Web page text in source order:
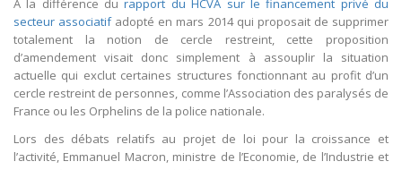
A la différence durapport du HCVA sur le financement privé du
secteur associatifadopté en mars 2014 qui proposait de supprimer
totalement la notion de cercle restreint, cette proposition
d’amendement visait donc simplement à assouplir la situation
actuelle qui exclut certaines structures fonctionnant au profit d’un
cercle restreint de personnes, comme l’Association des paralysés de
France ou les Orphelins de la police nationale.
Lors des débats relatifs au projet de loi pour la croissance et
l’activité, Emmanuel Macron, ministre de l’Economie, de l’Industrie et